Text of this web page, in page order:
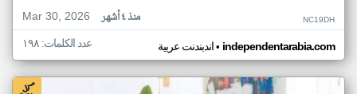
Mar 30, 2026
منذ ٤ أشهر NC19DH
اندبندنت عربية• independentarabia.com عدد الكلمات: ١٩٨